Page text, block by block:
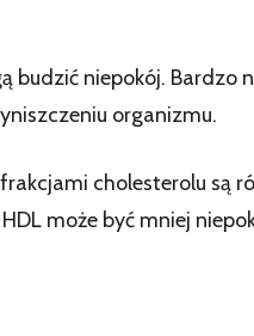
budzić niepokój.
organizmu.
cholesterolu są
może być mniej